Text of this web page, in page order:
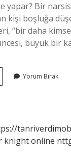
yapar? Bir
kişi boşluğa
“bir daha
büyük bir
Yorum Bırak
knight online